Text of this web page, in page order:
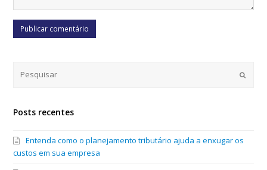
Submit
Posts recentes
Entenda como o planejamento tributário ajuda a enxugar os
custos em sua empresa